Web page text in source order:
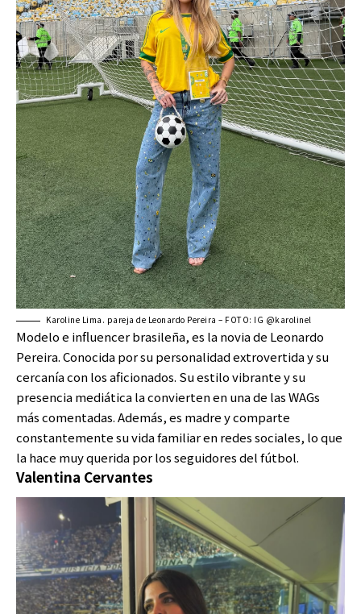
Karoline Lima. pareja de Leonardo Pereira – FOTO: IG @karolinel
Modelo e influencer brasileña, es la novia de Leonardo
Pereira. Conocida por su personalidad extrovertida y su
cercanía con los aficionados. Su estilo vibrante y su
presencia mediática la convierten en una de las WAGs
más comentadas. Además, es madre y comparte
constantemente su vida familiar en redes sociales, lo que
la hace muy querida por los seguidores del fútbol.
Valentina Cervantes